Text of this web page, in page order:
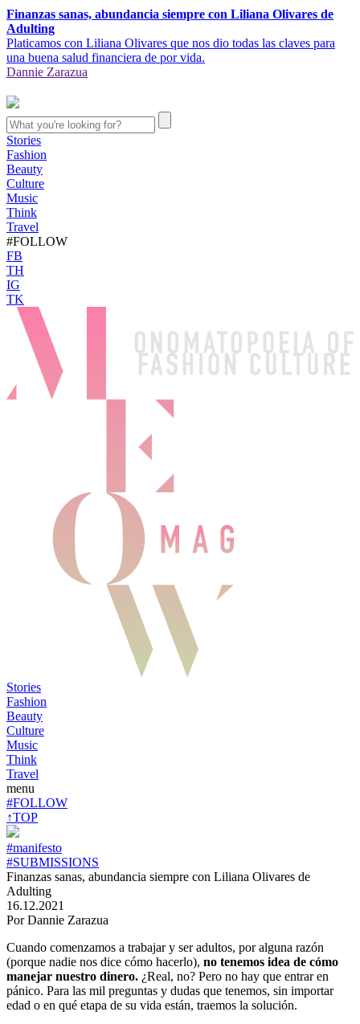
Finanzas sanas, abundancia siempre con Liliana Olivares de
Adulting
Platicamos con Liliana Olivares que nos dio todas las claves para
una buena salud financiera de por vida.
Dannie Zarazua
Stories
Fashion
Beauty
Culture
Music
Think
Travel
#FOLLOW
FB
TH
IG
TK
Stories
Fashion
Beauty
Culture
Music
Think
Travel
menu
#FOLLOW
↑TOP
#manifesto
#SUBMISSIONS
Finanzas sanas, abundancia siempre con Liliana Olivares de
Adulting
16.12.2021
Por Dannie Zarazua
Cuando comenzamos a trabajar y ser adultos, por alguna razón
(porque nadie nos dice cómo hacerlo), no tenemos idea de cómo
manejar nuestro dinero. ¿Real, no? Pero no hay que entrar en
pánico. Para las mil preguntas y dudas que tenemos, sin importar
edad o en qué etapa de su vida están, traemos la solución.